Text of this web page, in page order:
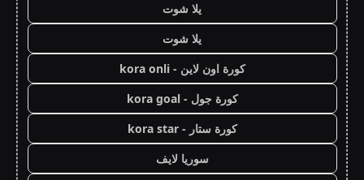
يلا شوت
يلا شوت
كورة اون لاين - kora onli
كورة جول - kora goal
كورة ستار - kora star
سوريا لايف